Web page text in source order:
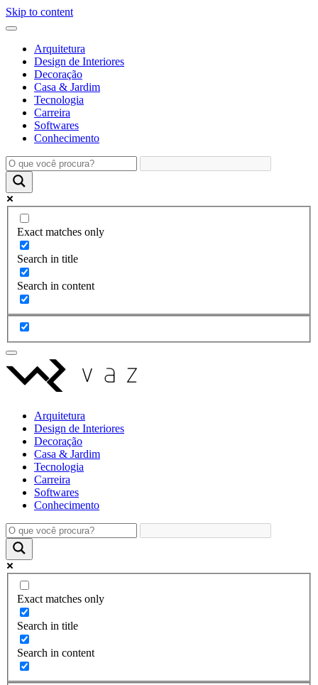
Skip to content
Arquitetura
Design de Interiores
Decoração
Casa & Jardim
Tecnologia
Carreira
Softwares
Conhecimento
Exact matches only
Search in title
Search in content
Arquitetura
Design de Interiores
Decoração
Casa & Jardim
Tecnologia
Carreira
Softwares
Conhecimento
Exact matches only
Search in title
Search in content